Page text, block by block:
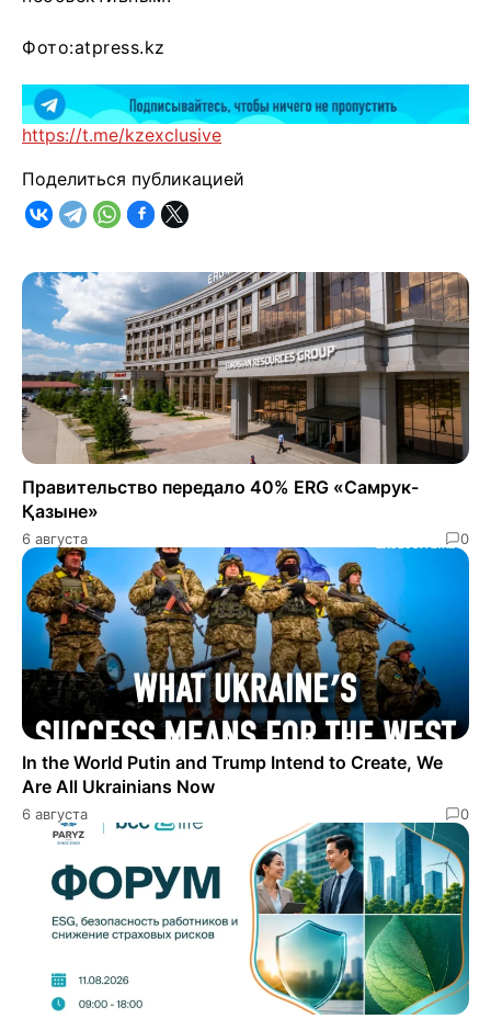
Фото:atpress.kz
https://t.me/kzexclusive
Поделиться публикацией
Правительство передало 40% ERG «Самрук-
Қазыне»
6 августа 0
In the World Putin and Trump Intend to Create, We
Are All Ukrainians Now
6 августа 0